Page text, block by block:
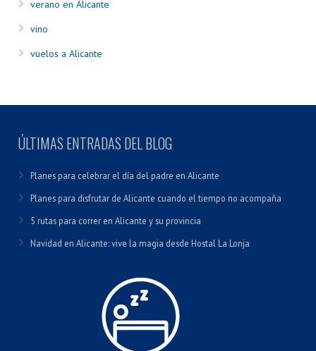
verano en Alicante
vino
vuelos a Alicante
ÚLTIMAS ENTRADAS DEL BLOG
Planes para celebrar el día del padre en Alicante
Planes para disfrutar de Alicante cuando el tiempo no acompaña
5 rutas para correr en Alicante y su provincia
Navidad en Alicante: vive la magia desde Hostal La Lonja